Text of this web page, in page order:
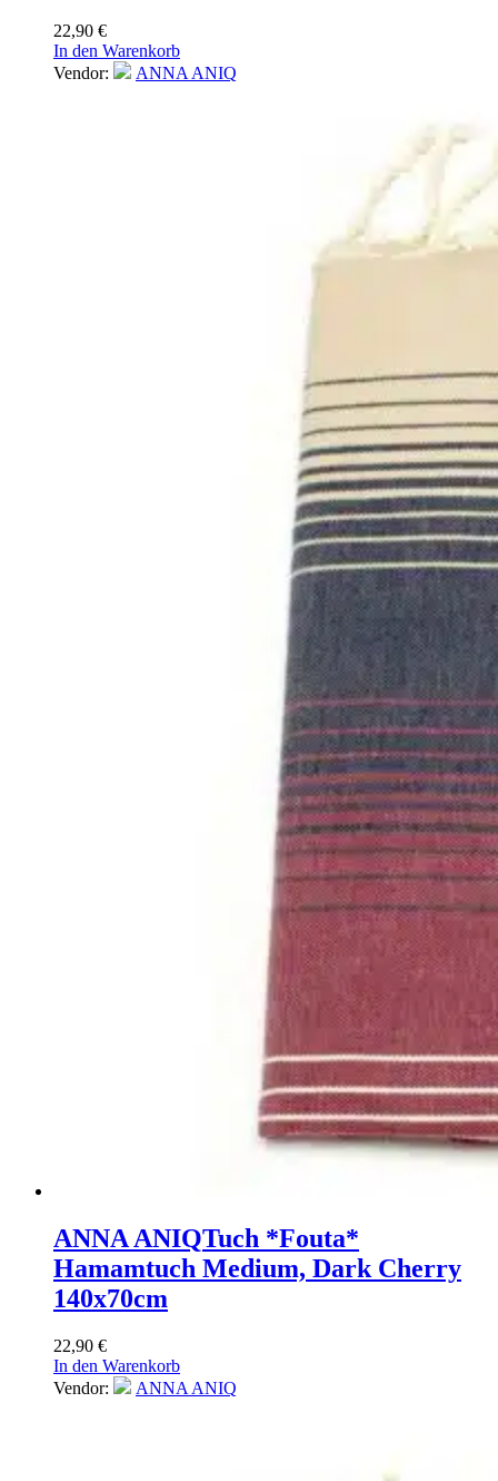
22,90 €
In den Warenkorb
Vendor:
ANNA ANIQ
ANNA ANIQTuch *Fouta*
Hamamtuch Medium, Dark Cherry
140x70cm
22,90 €
In den Warenkorb
Vendor:
ANNA ANIQ